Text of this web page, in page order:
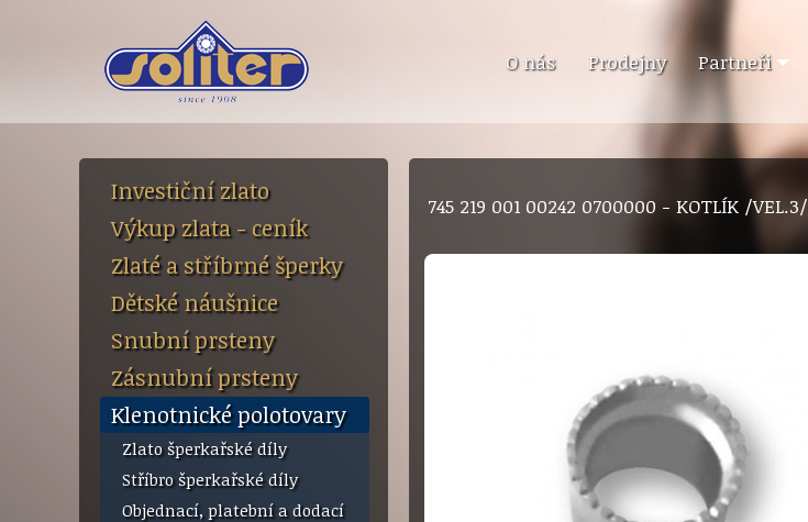
O nás Prodejny Partneři
Investiční zlato
Výkup zlata - ceník
Zlaté a stříbrné šperky
Dětské náušnice
Snubní prsteny
Zásnubní prsteny
Klenotnické polotovary
Zlato šperkařské díly
Stříbro šperkařské díly
Objednací, platební a dodací
745 219 001 00242 0700000 - KOTLÍK /VEL.3/